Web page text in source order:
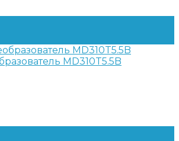
MD310T5.5B